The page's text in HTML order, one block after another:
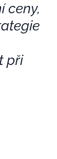
ceny,
při